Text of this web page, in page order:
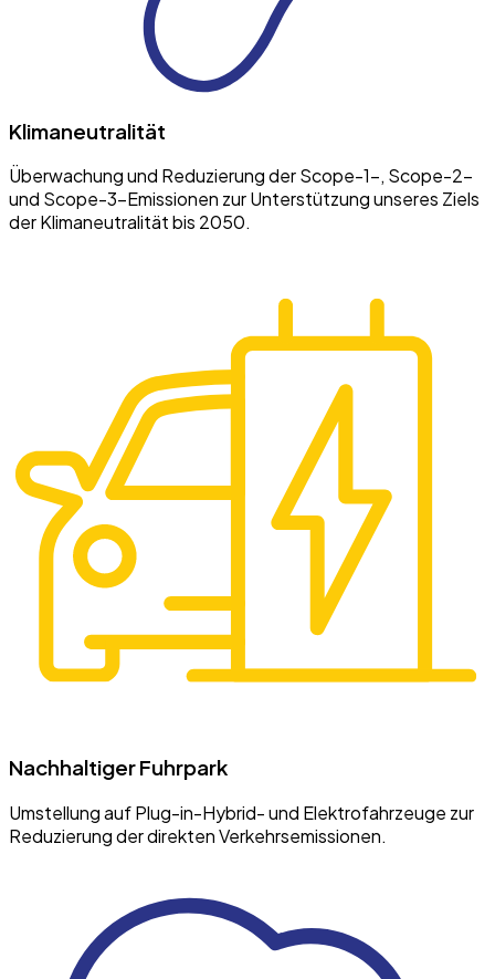
Klimaneutralität
Überwachung und Reduzierung der Scope-1-, Scope-2-
und Scope-3-Emissionen zur Unterstützung unseres Ziels
der Klimaneutralität bis 2050.
Nachhaltiger Fuhrpark
Umstellung auf Plug-in-Hybrid- und Elektrofahrzeuge zur
Reduzierung der direkten Verkehrsemissionen.